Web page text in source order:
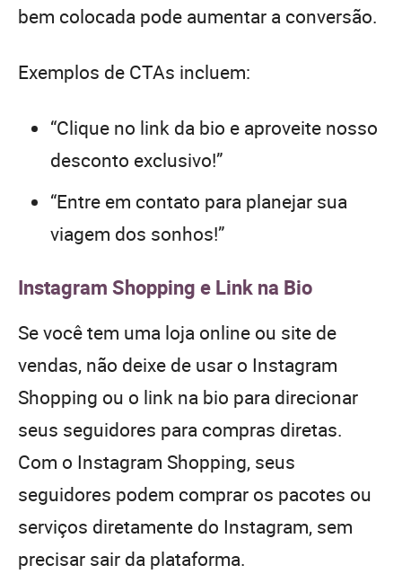
bem colocada pode aumentar a conversão.
Exemplos de CTAs incluem:
“Clique no link da bio e aproveite nosso
desconto exclusivo!”
“Entre em contato para planejar sua
viagem dos sonhos!”
Instagram Shopping e Link na Bio
Se você tem uma loja online ou site de
vendas, não deixe de usar o Instagram
Shopping ou o link na bio para direcionar
seus seguidores para compras diretas.
Com o Instagram Shopping, seus
seguidores podem comprar os pacotes ou
serviços diretamente do Instagram, sem
precisar sair da plataforma.